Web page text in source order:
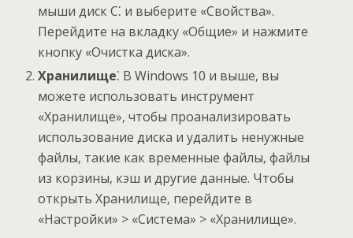
мыши диск C⁚ и выберите «Свойства».
Перейдите на вкладку «Общие» и нажмите
кнопку «Очистка диска».
Хранилище⁚ В Windows 10 и выше‚ вы
можете использовать инструмент
«Хранилище»‚ чтобы проанализировать
использование диска и удалить ненужные
файлы‚ такие как временные файлы‚ файлы
из корзины‚ кэш и другие данные. Чтобы
открыть Хранилище‚ перейдите в
«Настройки» > «Система» > «Хранилище».